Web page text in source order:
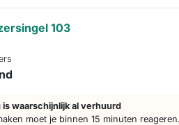
103
is waarschijnlijk al verhuurd
moet je binnen 15 minuten